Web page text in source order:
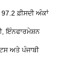
ਫ਼ੀਸਦੀ ਅੰਕਾਂ
ਇੰਨਫਾਰਮੇਸ਼ਨ
ਅਤੇ ਪੰਜਾਬੀ